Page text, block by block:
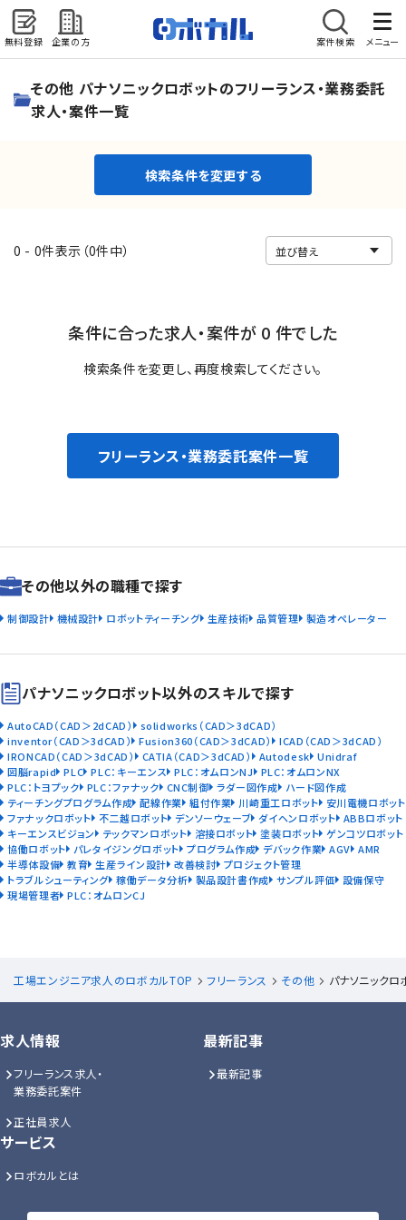
無料登録 企業の方 案件検索 メニュー
検索条件を変更する
その他 パナソニックロボットのフリーランス・業務委託
求人・案件一覧
検索条件を変更する
0 - 0件表示（0件中）
条件に合った求人・案件が 0 件でした
検索条件を変更し、再度検索してください。
フリーランス・業務委託案件一覧
その他以外の職種で探す
制御設計 機械設計 ロボットティーチング 生産技術 品質管理 製造オペレーター
パナソニックロボット以外のスキルで探す
AutoCAD（CAD＞2dCAD）
solidworks（CAD＞3dCAD）
inventor（CAD＞3dCAD） Fusion360（CAD＞3dCAD）
ICAD（CAD＞3dCAD）
IRONCAD（CAD＞3dCAD）
CATIA（CAD＞3dCAD） Autodesk Unidraf
図脳rapid PLC PLC：キーエンス PLC：オムロンNJ
PLC：オムロンNX
PLC：トヨプック PLC：ファナック CNC制御 ラダー図作成
ハード図作成
ティーチングプログラム作成 配線作業 組付作業 川崎重工ロボット
安川電機ロボット
ファナックロボット
不二越ロボット デンソーウェーブ ダイヘンロボット ABBロボット
キーエンスビジョン
テックマンロボット 溶接ロボット 塗装ロボット ゲンコツロボット
協働ロボット
パレタイジングロボット プログラム作成 デバック作業 AGV AMR
半導体設備 教育 生産ライン設計 改善検討 プロジェクト管理
トラブルシューティング 稼働データ分析 製品設計書作成 サンプル評価 設備保守
現場管理者 PLC：オムロンCJ
工場エンジニア求人のロボカルTOP フリーランス その他 パナソニックロ
求人情報
フリーランス求人・
業務委託案件
正社員求人
最新記事
最新記事
サービス
ロボカルとは